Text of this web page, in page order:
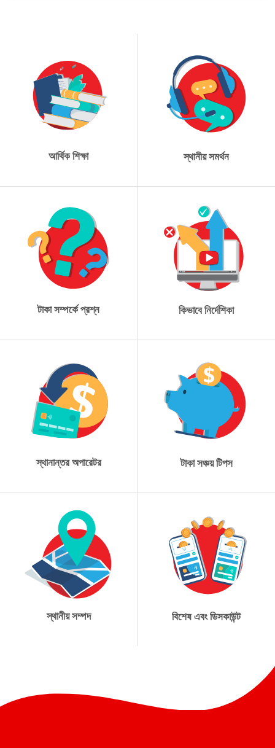
আর্থিক শিক্ষা স্থানীয় সমর্থন
টাকা সম্পর্কে প্রশ্ন কিভাবে নির্দেশিকা
স্থানান্তর অপারেটর টাকা সঞ্চয় টিপস
স্থানীয় সম্পদ বিশেষ এবং ডিসকাউন্ট